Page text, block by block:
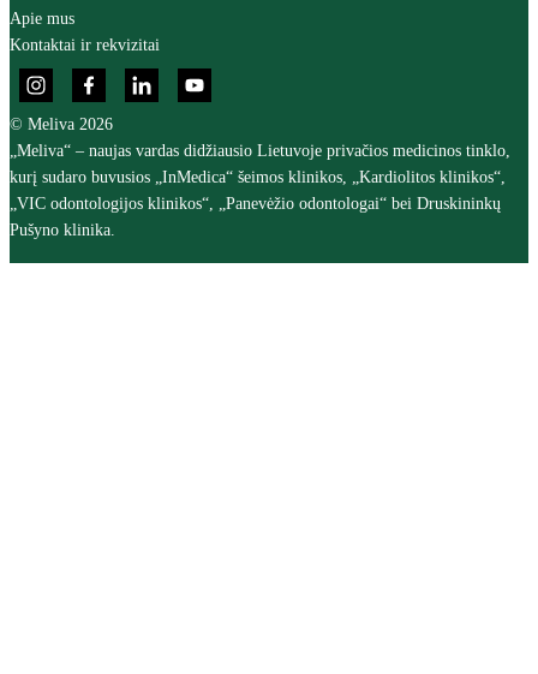
Apie mus
Kontaktai ir rekvizitai
© Meliva 2026
„Meliva“ – naujas vardas didžiausio Lietuvoje privačios medicinos tinklo,
kurį sudaro buvusios „InMedica“ šeimos klinikos, „Kardiolitos klinikos“,
„VIC odontologijos klinikos“, „Panevėžio odontologai“ bei Druskininkų
Pušyno klinika.